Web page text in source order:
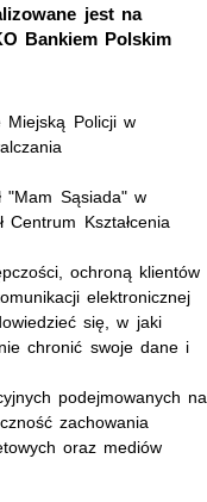
jest na
Bankiem Polskim
Miejską Policji w
"Mam Sąsiada" w
Kształcenia
ochroną klientów
elektronicznej
się, w jaki
chronić swoje dane i
podejmowanych na
zachowania
oraz mediów